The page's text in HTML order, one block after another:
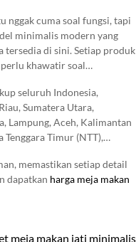
nggak cuma soal fungsi, tapi
minimalis modern yang
tersedia di sini. Setiap produk
khawatir soal
seluruh Indonesia,
Sumatera Utara,
Lampung, Aceh, Kalimantan
Tenggara Timur (NTT),
Kalimantan Timur,
memastikan setiap detail
dapatkan harga meja makan